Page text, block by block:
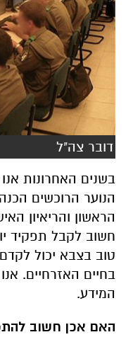
דובר צה"ל
בשנים האחרונות
הנוער הרוכשים
הראשון והריאיון
חשוב לקבל תפקיד
טוב בצבא יכול
בחיים האזרחיים.
המידע.
האם אכן חשוב